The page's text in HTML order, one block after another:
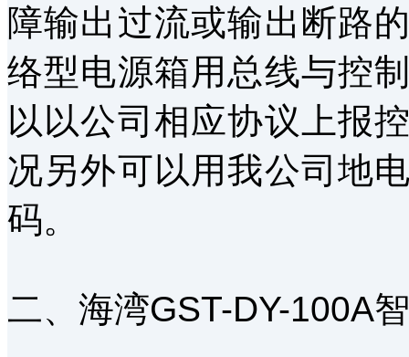
障输出过流或输出断路
络型电源箱用总线与控
以以公司相应协议上报
况另外可以用我公司地
码。
二、海湾GST-DY-100A